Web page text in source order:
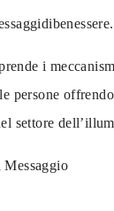
i
persone
settore
Messaggio